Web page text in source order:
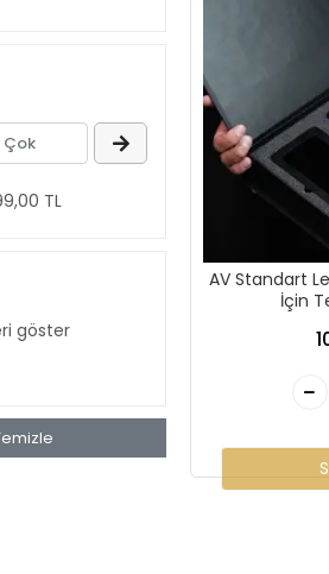
TL
göster
AV Standart
İçin